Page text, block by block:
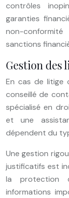
contrôles
garanties
non-
sanctions
Gestion des
En cas de litige
conseillé de
spécialisé en
et une
dépendent du
Une gestion
justificatifs est
la protection
informations